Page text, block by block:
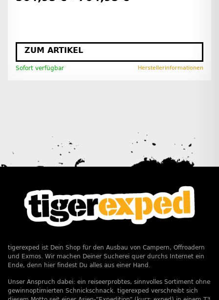
ZUM ARTIKEL
Sofort verfügbar Herstellerinformationen
tigerexped ist Dein Shop für den Ausbau von Campern, Offroadern
und Exmos. Wir machen Deiner Sucherei quer durchs Internet ein
Ende, denn hier findest Du alles aus einer Hand.
Unser Anspruch dabei: ein reiseerprobtes, sinnvolles Sortiment ohne
gewinnoptimierten Schnickschnack. tigerexped verschreibt sich